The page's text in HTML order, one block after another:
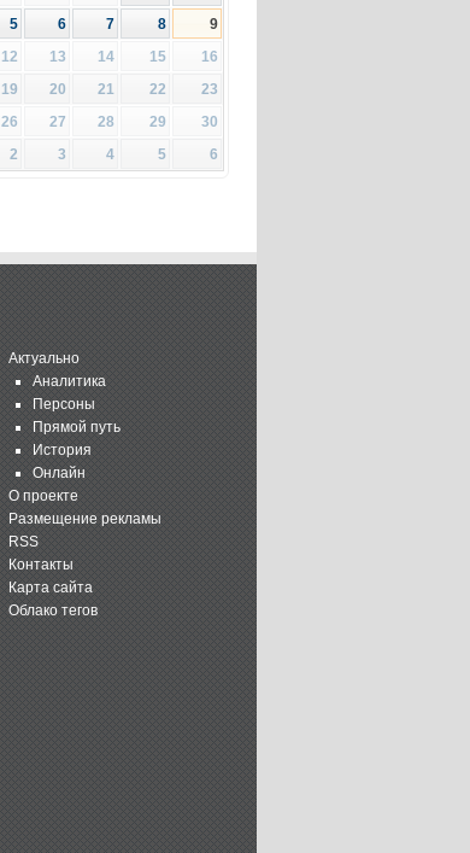
5 6 7 8
9
12 13 14 15
16
19 20 21 22
23
26 27 28 29
30
2 3 4 5 6
Актуально
Аналитика
Персоны
Прямой путь
История
Онлайн
О проекте
Размещение рекламы
RSS
Контакты
Карта сайта
Облако тегов